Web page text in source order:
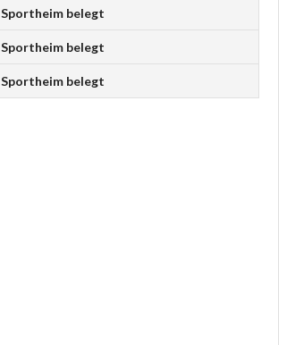
Sportheim belegt
Sportheim belegt
Sportheim belegt